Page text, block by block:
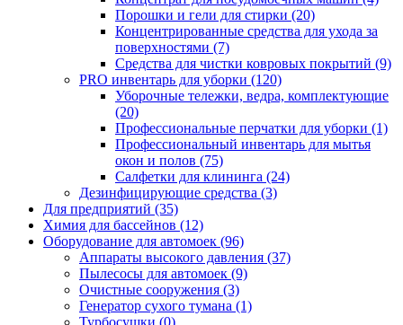
Порошки и гели для стирки (20)
Концентрированные средства для ухода за
поверхностями (7)
Средства для чистки ковровых покрытий (9)
PRO инвентарь для уборки (120)
Уборочные тележки, ведра, комплектующие
(20)
Профессиональные перчатки для уборки (1)
Профессиональный инвентарь для мытья
окон и полов (75)
Салфетки для клининга (24)
Дезинфицирующие средства (3)
Для предприятий (35)
Химия для бассейнов (12)
Оборудование для автомоек (96)
Аппараты высокого давления (37)
Пылесосы для автомоек (9)
Очистные сооружения (3)
Генератор сухого тумана (1)
Турбосушки (0)